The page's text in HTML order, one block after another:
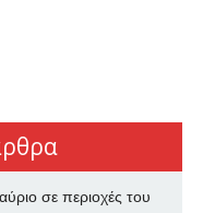
σε περιοχές του